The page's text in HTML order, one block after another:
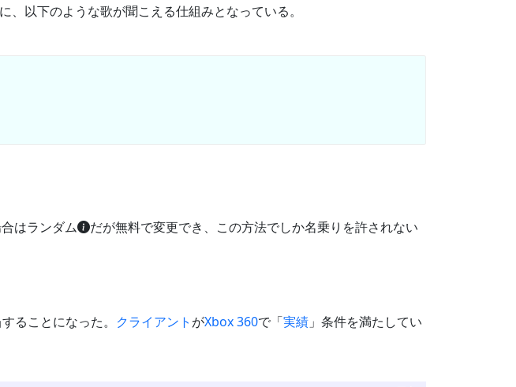
に、以下のような歌が聞こえる仕組みとなっている。
はランダム
だが無料で変更でき、この方法でしか名乗りを許されない
ることになった。 クライアント がXbox 360で「実績 」条件を満たしてい